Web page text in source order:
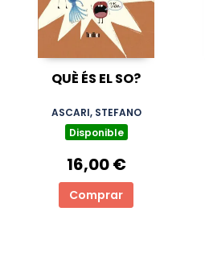
QUÈ ÉS EL SO?
ASCARI, STEFANO
Disponible
16,00 €
Comprar